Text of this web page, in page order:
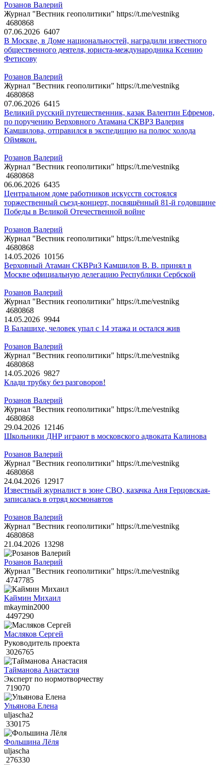
Розанов Валерий
Журнал "Вестник геополитики" https://t.me/vestnikg
4680868
07.06.2026 6407
В Москве, в Доме национальностей, наградили известного
общественного деятеля, юриста-международника Ксению
Фетисову
Розанов Валерий
Журнал "Вестник геополитики" https://t.me/vestnikg
4680868
07.06.2026 6415
Великий русский путешественник, казак Валентин Ефремов,
по поручению Верховного Атамана СКВРЗ Валерия
Камшилова, отправился в экспедицию на полюс холода
Оймякон.
Розанов Валерий
Журнал "Вестник геополитики" https://t.me/vestnikg
4680868
06.06.2026 6435
Центральном доме работников искусств состоялся
торжественный съезд-концерт, посвящённый 81-й годовщине
Победы в Великой Отечественной войне
Розанов Валерий
Журнал "Вестник геополитики" https://t.me/vestnikg
4680868
14.05.2026 10156
Верховный Атаман СКВРиЗ Камшилов В. В. принял в
Москве официальную делегацию Республики Сербской
Розанов Валерий
Журнал "Вестник геополитики" https://t.me/vestnikg
4680868
14.05.2026 9944
В Балашихе, человек упал с 14 этажа и остался жив
Розанов Валерий
Журнал "Вестник геополитики" https://t.me/vestnikg
4680868
14.05.2026 9827
Клади трубку без разговоров!
Розанов Валерий
Журнал "Вестник геополитики" https://t.me/vestnikg
4680868
29.04.2026 12146
Школьники ДНР играют в московского адвоката Калинова
Розанов Валерий
Журнал "Вестник геополитики" https://t.me/vestnikg
4680868
24.04.2026 12917
Известный журналист в зоне СВО, казачка Аня Герцовская-
записалась в отряд космонавтов
Розанов Валерий
Журнал "Вестник геополитики" https://t.me/vestnikg
4680868
21.04.2026 13298
Розанов Валерий
Журнал "Вестник геополитики" https://t.me/vestnikg
4747785
Каймин Михаил
mkaymin2000
4497290
Масляков Сергей
Руководитель проекта
3026765
Тайманова Анастасия
Эксперт по нормотворчеству
719070
Ульянова Елена
uljascha2
330175
Фольшина Лёля
uljascha
276330